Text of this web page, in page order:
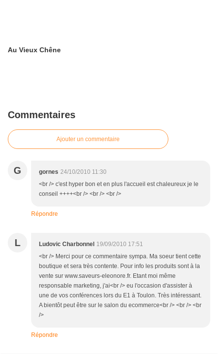
Au Vieux Chêne
Commentaires
Ajouter un commentaire
G gornes 24/10/2010 11:30
<br /> c'est hyper bon et en plus l'accueil est chaleureux je le
conseil ++++<br /> <br /> <br />
Répondre
L Ludovic Charbonnel 19/09/2010 17:51
<br /> Merci pour ce commentaire sympa. Ma soeur tient cette
boutique et sera très contente. Pour info les produits sont à la
vente sur www.saveurs-eleonore.fr. Etant moi même
responsable marketing, j'ai<br /> eu l'occasion d'assister à
une de vos conférences lors du E1 à Toulon. Très intéressant.
A bientôt peut être sur le salon du ecommerce<br /> <br /> <br
/>
Répondre